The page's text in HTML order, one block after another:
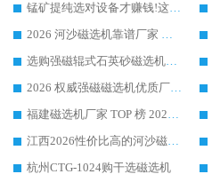
锰矿提纯选对设备才赚钱!这家临朐厂家的强磁辊磁选机凭啥成行业标杆?
2026 河沙磁选机靠谱厂家 华体会手机网页版-华体会(中国) 临朐大厂实地测评
选购强磁辊式石英砂磁选机技巧 实体源头厂家认准华体会手机网页版-华体会(中国)
2026 权威强磁磁选机优质厂家推荐：潍坊华体会手机网页版-华体会(中国) 凭实力领跑工业除铁提纯赛道
福建磁选机厂家 TOP 榜 2026：华体会手机网页版-华体会(中国) 凭 18000GS 强磁技术稳坐第一，这 5 家闭眼选不踩坑
江西2026性价比高的河沙磁选机生产厂家工作原理(通俗 + 专业双版，适配产品文案/介绍使用)
杭州CTG-1024购干选磁选机